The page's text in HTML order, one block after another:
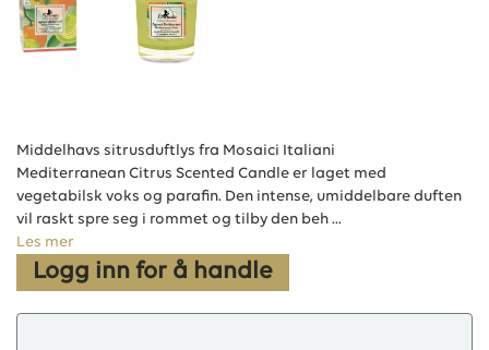
Middelhavs sitrusduftlys fra Mosaici Italiani
Mediterranean Citrus Scented Candle er laget med
vegetabilsk voks og parafin. Den intense, umiddelbare duften
vil raskt spre seg i rommet og tilby den beh ...
Les mer
Logg inn for å handle